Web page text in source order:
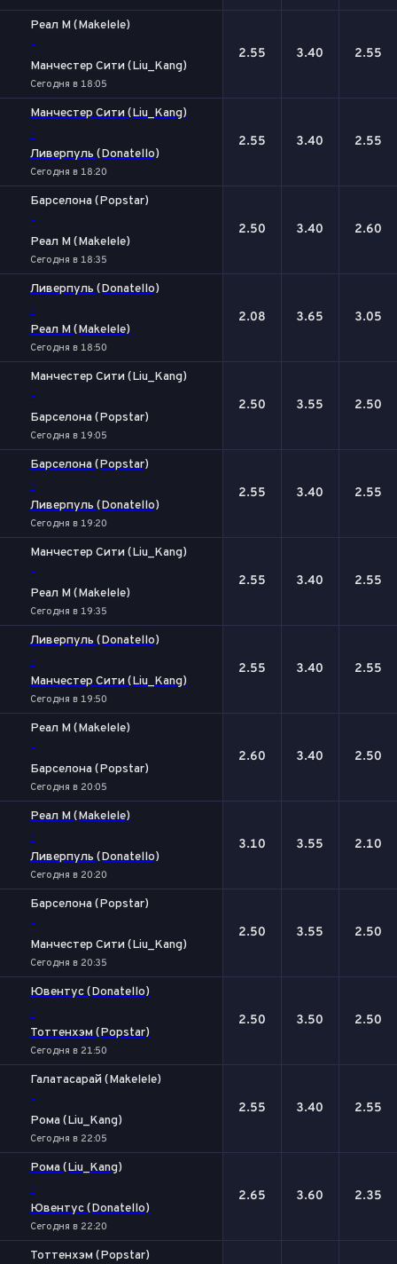
Реал М (Makelele)
-
Манчестер Сити (Liu_Kang)
Сегодня в 18:05
2.55 3.40 2.55
Манчестер Сити (Liu_Kang)
-
Ливерпуль (Donatello)
Сегодня в 18:20
2.55 3.40 2.55
Барселона (Popstar)
-
Реал М (Makelele)
Сегодня в 18:35
2.50 3.40 2.60
Ливерпуль (Donatello)
-
Реал М (Makelele)
Сегодня в 18:50
2.08 3.65 3.05
Манчестер Сити (Liu_Kang)
-
Барселона (Popstar)
Сегодня в 19:05
2.50 3.55 2.50
Барселона (Popstar)
-
Ливерпуль (Donatello)
Сегодня в 19:20
2.55 3.40 2.55
Манчестер Сити (Liu_Kang)
-
Реал М (Makelele)
Сегодня в 19:35
2.55 3.40 2.55
Ливерпуль (Donatello)
-
Манчестер Сити (Liu_Kang)
Сегодня в 19:50
2.55 3.40 2.55
Реал М (Makelele)
-
Барселона (Popstar)
Сегодня в 20:05
2.60 3.40 2.50
Реал М (Makelele)
-
Ливерпуль (Donatello)
Сегодня в 20:20
3.10 3.55 2.10
Барселона (Popstar)
-
Манчестер Сити (Liu_Kang)
Сегодня в 20:35
2.50 3.55 2.50
Ювентус (Donatello)
-
Тоттенхэм (Popstar)
Сегодня в 21:50
2.50 3.50 2.50
Галатасарай (Makelele)
-
Рома (Liu_Kang)
Сегодня в 22:05
2.55 3.40 2.55
Рома (Liu_Kang)
-
Ювентус (Donatello)
Сегодня в 22:20
2.65 3.60 2.35
Тоттенхэм (Popstar)